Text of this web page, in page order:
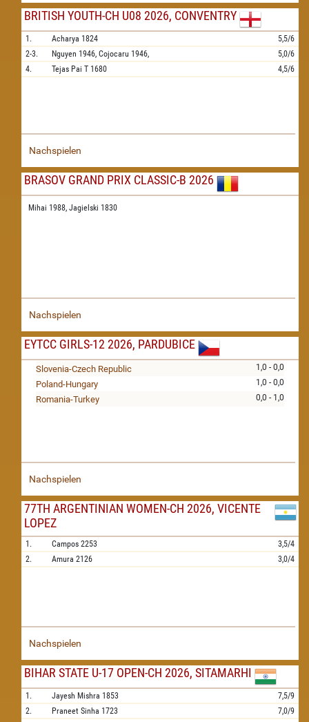
BRITISH YOUTH-CH U08 2026, CONVENTRY
1. Acharya 1824
5,5/6
2-3.
Nguyen 1946, Cojocaru 1946,
5,0/6
4.
Tejas Pai T 1680 4,5/6
Nachspielen
BRASOV GRAND PRIX CLASSIC-B 2026
Mihai 1988, Jagielski 1830
Nachspielen
EYTCC GIRLS-12 2026, PARDUBICE
1,0 - 0,0
Slovenia-Czech Republic
1,0 - 0,0
Poland-Hungary
0,0 - 1,0
Romania-Turkey
Nachspielen
77TH ARGENTINIAN WOMEN-CH 2026, VICENTE
LOPEZ
1. Campos 2253
3,5/4
2.
Amura 2126 3,0/4
Nachspielen
BIHAR STATE U-17 OPEN-CH 2026, SITAMARHI
1. Jayesh Mishra 1853
7,5/9
2.
Praneet Sinha 1723 7,0/9